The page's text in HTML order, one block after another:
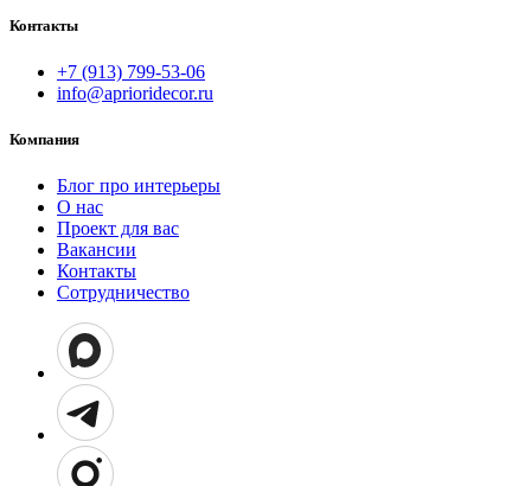
Контакты
+7 (913) 799-53-06
info@aprioridecor.ru
Компания
Блог про интерьеры
О нас
Проект для вас
Вакансии
Контакты
Сотрудничество